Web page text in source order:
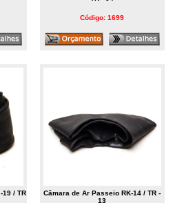
Código: 1699
19 / TR
Câmara de Ar Passeio RK-14 / TR -
13